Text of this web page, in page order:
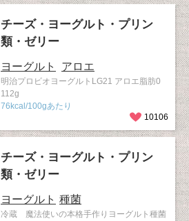
チーズ・ヨーグルト・プリン
類・ゼリー
ヨーグルト アロエ
明治プロビオヨーグルトLG21 アロエ脂肪0
112g
76kcal/100gあたり
10106
チーズ・ヨーグルト・プリン
類・ゼリー
ヨーグルト 種菌
冷蔵 魔法使いの本格手作りヨーグルト種菌